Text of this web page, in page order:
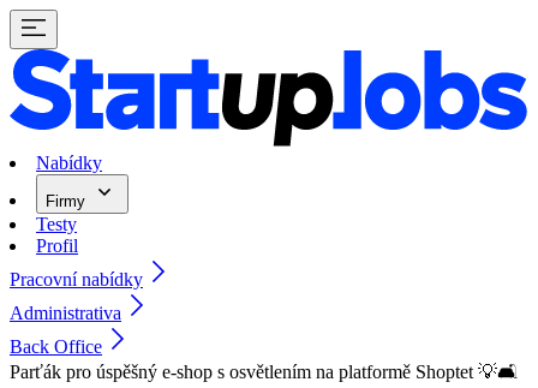
Nabídky
Firmy
Testy
Profil
Pracovní nabídky
Administrativa
Back Office
Parťák pro úspěšný e-shop s osvětlením na platformě Shoptet 💡🛋️